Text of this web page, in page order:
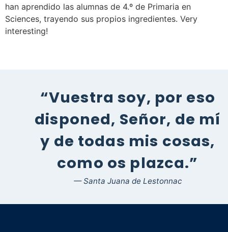
han aprendido las alumnas de 4.º de Primaria en
Sciences, trayendo sus propios ingredientes. Very
interesting!
“Vuestra soy, por eso
disponed, Señor, de mí
y de todas mis cosas,
como os plazca.”
— Santa Juana de Lestonnac